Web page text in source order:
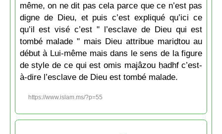
même, on ne dit pas cela parce que ce n’est pas
digne de Dieu, et puis c’est expliqué qu’ici ce
qu’il est visé c’est " l’esclave de Dieu qui est
tombé malade " mais Dieu attribue mariḍtou au
début à Lui-même mais dans le sens de la figure
de style de ce qui est omis majâzou ḥadhf c’est-
à-dire l’esclave de Dieu est tombé malade.
https://www.islam.ms/?p=55